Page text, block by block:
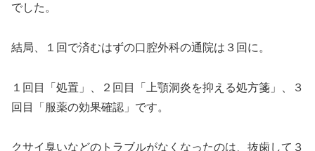
でした。
結局、１回で済むはずの口腔外科の通院は３回に。
１回目「処置」、２回目「上顎洞炎を抑える処方箋」、３
回目「服薬の効果確認」です。
クサイ臭いなどのトラブルがなくなったのは、抜歯して３